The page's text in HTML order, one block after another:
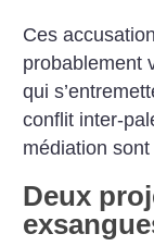
Ces
probablement
qui
conflit inter-
médiation
Deux